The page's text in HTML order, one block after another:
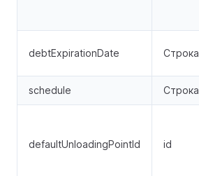
debtExpirationDate Строка
schedule Строка
defaultUnloadingPointId id